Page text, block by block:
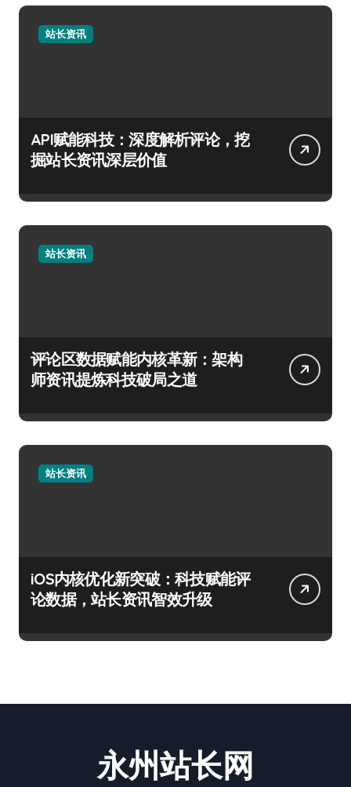
站长资讯
API赋能科技：深度解析评论，挖
掘站长资讯深层价值
站长资讯
评论区数据赋能内核革新：架构
师资讯提炼科技破局之道
站长资讯
iOS内核优化新突破：科技赋能评
论数据，站长资讯智效升级
永州站长网